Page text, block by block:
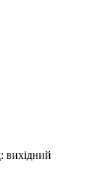
вихідний